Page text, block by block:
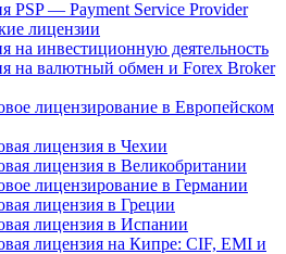
PSP — Payment Service Provider
лицензии
на инвестиционную деятельность
на валютный обмен и Forex Broker
лицензирование в Европейском
лицензия в Чехии
лицензия в Великобритании
лицензирование в Германии
лицензия в Греции
лицензия в Испании
лицензия на Кипре: CIF, EMI и